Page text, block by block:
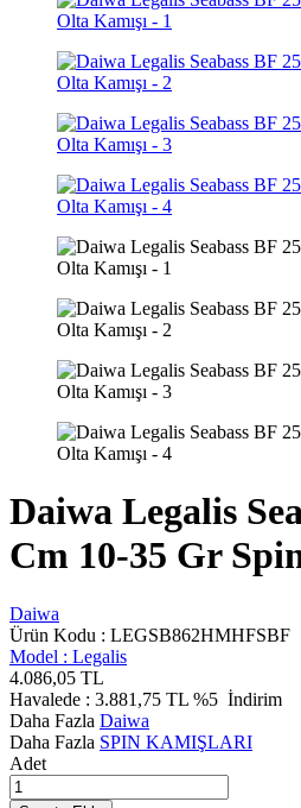
Daiwa Legalis
Cm 10-35 Gr
Daiwa
Ürün Kodu : LEGSB862HMHFSBF
Model : Legalis
4.086,05 TL
Havalede : 3.881,75 TL %5 İndirim
Daha Fazla Daiwa
Daha Fazla SPIN KAMIŞLARI
Adet